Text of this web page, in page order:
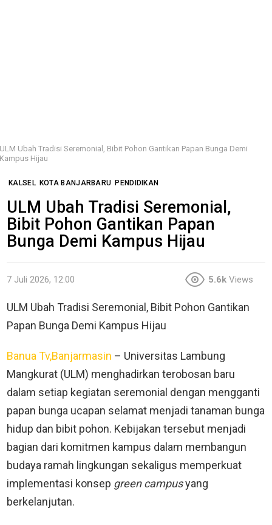
ULM Ubah Tradisi Seremonial, Bibit Pohon Gantikan Papan Bunga Demi
Kampus Hijau
KALSEL KOTA BANJARBARU PENDIDIKAN
ULM Ubah Tradisi Seremonial,
Bibit Pohon Gantikan Papan
Bunga Demi Kampus Hijau
7 Juli 2026, 12:00 5.6k Views
ULM Ubah Tradisi Seremonial, Bibit Pohon Gantikan
Papan Bunga Demi Kampus Hijau
Banua Tv,Banjarmasin – Universitas Lambung
Mangkurat (ULM) menghadirkan terobosan baru
dalam setiap kegiatan seremonial dengan mengganti
papan bunga ucapan selamat menjadi tanaman bunga
hidup dan bibit pohon. Kebijakan tersebut menjadi
bagian dari komitmen kampus dalam membangun
budaya ramah lingkungan sekaligus memperkuat
implementasi konsep green campusyang
berkelanjutan.